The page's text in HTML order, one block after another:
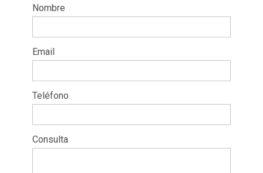
Nombre
Email
Teléfono
Consulta